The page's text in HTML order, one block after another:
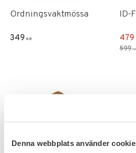
Denna webbplats använder
Ordningsvaktmössa
349 KR
ID-
479
599 KR